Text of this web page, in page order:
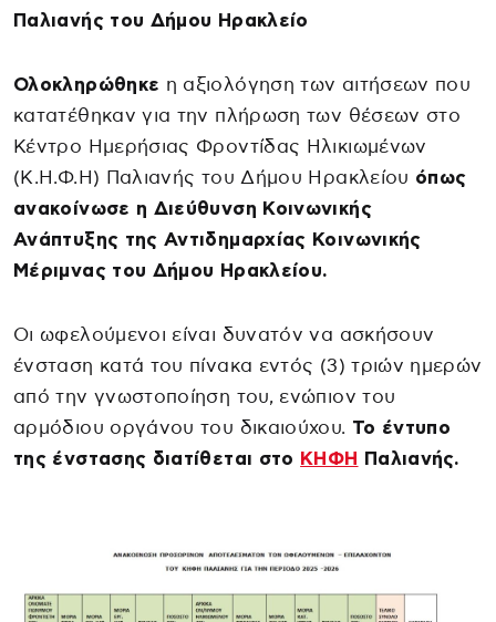
Παλιανής του Δήμου Ηρακλείο
Ολοκληρώθηκε η αξιολόγηση των αιτήσεων που
κατατέθηκαν για την πλήρωση των θέσεων στο
Κέντρο Ημερήσιας Φροντίδας Ηλικιωμένων
(Κ.Η.Φ.Η) Παλιανής του Δήμου Ηρακλείου όπως
ανακοίνωσε η Διεύθυνση Κοινωνικής
Ανάπτυξης της Αντιδημαρχίας Κοινωνικής
Μέριμνας του Δήμου Ηρακλείου.
Οι ωφελούμενοι είναι δυνατόν να ασκήσουν
ένσταση κατά του πίνακα εντός (3) τριών ημερών
από την γνωστοποίηση του, ενώπιον του
αρμόδιου οργάνου του δικαιούχου. Το έντυπο
της ένστασης διατίθεται στο ΚΗΦΗ Παλιανής.